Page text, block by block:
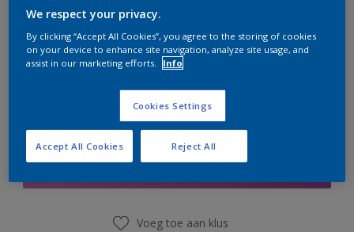
te bestellen. Houd de website in de gaten, we werken
er hard aan om de voorraad aan te vullen.
Boodschappenlijst
Voeg toe aan klus
We respect your privacy.
By clicking “Accept All Cookies”, you agree to the storing of cookies
on your device to enhance site navigation, analyze site usage, and
assist in our marketing efforts.
Info
Cookies Settings
Reject All
Accept All Cookies